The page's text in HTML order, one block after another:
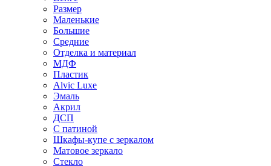
Размер
Маленькие
Большие
Средние
Отделка и материал
МДФ
Пластик
Alvic Luxe
Эмаль
Акрил
ДСП
С патиной
Шкафы-купе с зеркалом
Матовое зеркало
Стекло